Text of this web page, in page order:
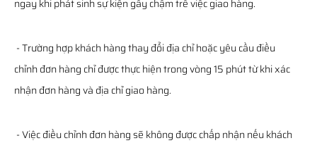
ngay khi phát sinh sự kiện gây chậm trễ việc giao hàng.
- Trường hợp khách hàng thay đổi địa chỉ hoặc yêu cầu điều
chỉnh đơn hàng chỉ được thực hiện trong vòng 15 phút từ khi xác
nhận đơn hàng và địa chỉ giao hàng.
- Việc điều chỉnh đơn hàng sẽ không được chấp nhận nếu khách